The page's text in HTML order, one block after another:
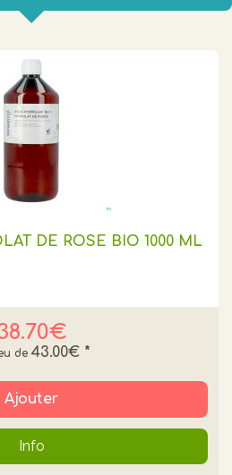
DE ROSE BIO 1000 ML
43.00€ *
Ajouter
Info